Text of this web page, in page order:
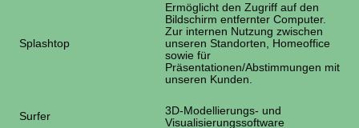
Splashtop
Ermöglicht den Zugriff auf den
Bildschirm entfernter Computer.
Zur internen Nutzung zwischen
unseren Standorten, Homeoffice
sowie für
Präsentationen/Abstimmungen mit
unseren Kunden.
Surfer
3D-Modellierungs- und
Visualisierungssoftware